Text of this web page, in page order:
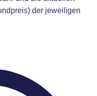
der jeweiligen